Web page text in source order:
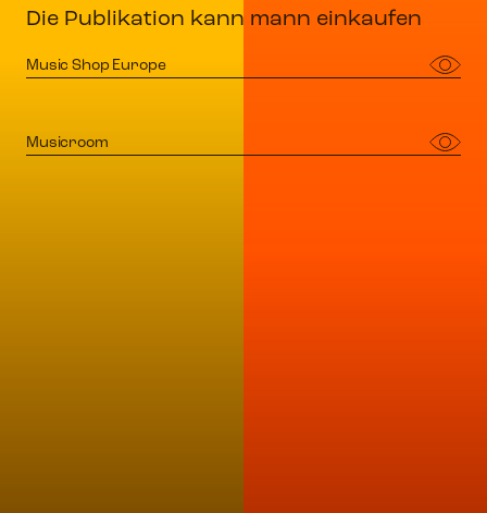
Die Publikation kann mann einkaufen
Music Shop Europe
Musicroom